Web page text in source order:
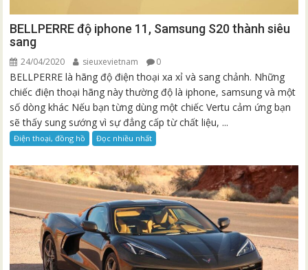
BELLPERRE độ iphone 11, Samsung S20 thành siêu
sang
24/04/2020 sieuxevietnam 0
BELLPERRE là hãng độ điện thoại xa xỉ và sang chảnh. Những
chiếc điện thoại hãng này thường độ là iphone, samsung và một
số dòng khác Nếu bạn từng dùng một chiếc Vertu cảm ứng bạn
sẽ thấy sung sướng vì sự đẳng cấp từ chất liệu, ...
Điện thoại, đồng hồ Đọc nhiều nhất